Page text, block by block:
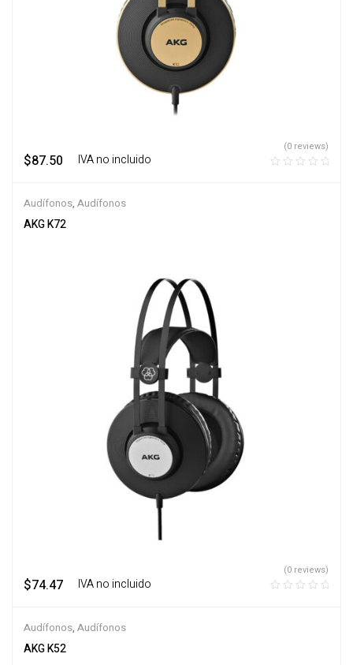
$87.50 ‎ ‎ ‎ IVA no incluido
(0 reviews)
Audífonos, Audífonos
AKG K72
$74.47 ‎ ‎ ‎ IVA no incluido
(0 reviews)
Audífonos, Audífonos
AKG K52